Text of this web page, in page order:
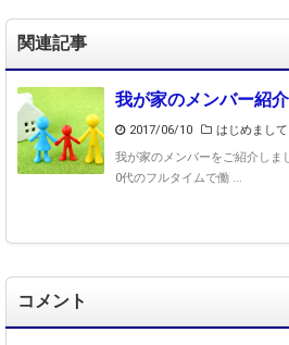
関連記事
我が家のメンバー紹
2017/06/10
はじめまして
我が家のメンバーをご紹介しま
0代のフルタイムで働 ...
コメント